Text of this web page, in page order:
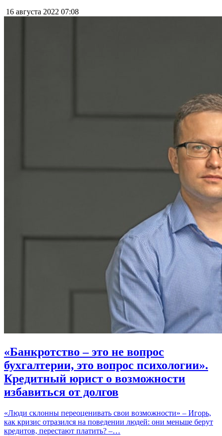
16 августа 2022 07:08
«Банкротство – это не вопрос
бухгалтерии, это вопрос психологии».
Кредитный юрист о возможности
избавиться от долгов
«Люди склонны переоценивать свои возможности» – Игорь,
как кризис отразился на поведении людей: они меньше берут
кредитов, перестают платить? –…